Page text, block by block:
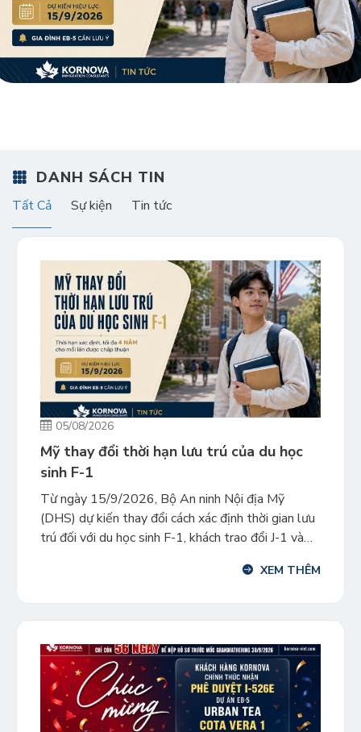
DANH SÁCH TIN
Tất Cả Sự kiện Tin tức
05/08/2026
Mỹ thay đổi thời hạn lưu trú của du học
sinh F-1
Từ ngày 15/9/2026, Bộ An ninh Nội địa Mỹ
(DHS) dự kiến thay đổi cách xác định thời gian lưu
trú đối với du học sinh F-1, khách trao đổi J-1 và
định mới, cơ chế “Duration of Status” (D/S) sẽXEM THÊM